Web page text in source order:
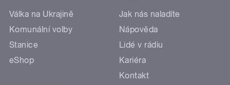
Válka na Ukrajině
Komunální volby
Stanice
eShop
Jak nás naladíte
Nápověda
Lidé v rádiu
Kariéra
Kontakt